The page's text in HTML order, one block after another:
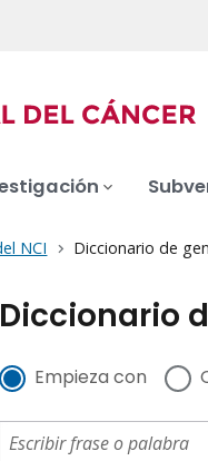
NCI Diccionario de
Diccionario
Empieza con